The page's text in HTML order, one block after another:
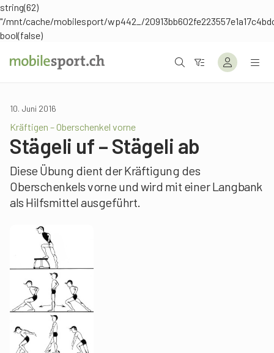
string(62)
"/mnt/cache/mobilesport/wp442_/
bool(false)
10. Juni 2016
Kräftigen – Oberschenkel vorne
Stägeli uf – Stägeli ab
Diese Übung dient der Kräftigung des
Oberschenkels vorne und wird mit einer Langbank
als Hilfsmittel ausgeführt.